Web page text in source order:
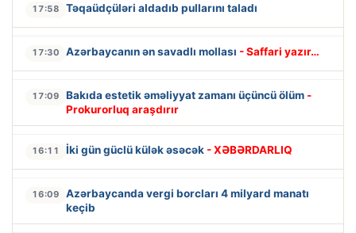
17:58 Təqaüdçüləri aldadıb pullarını taladı
17:30 Azərbaycanın ən savadlı mollası - Saffari yazır…
17:09 Bakıda estetik əməliyyat zamanı üçüncü ölüm -
Prokurorluq araşdırır
16:11 İki gün güclü külək əsəcək - XƏBƏRDARLIQ
16:09
Azərbaycanda vergi borcları 4 milyard manatı
keçib